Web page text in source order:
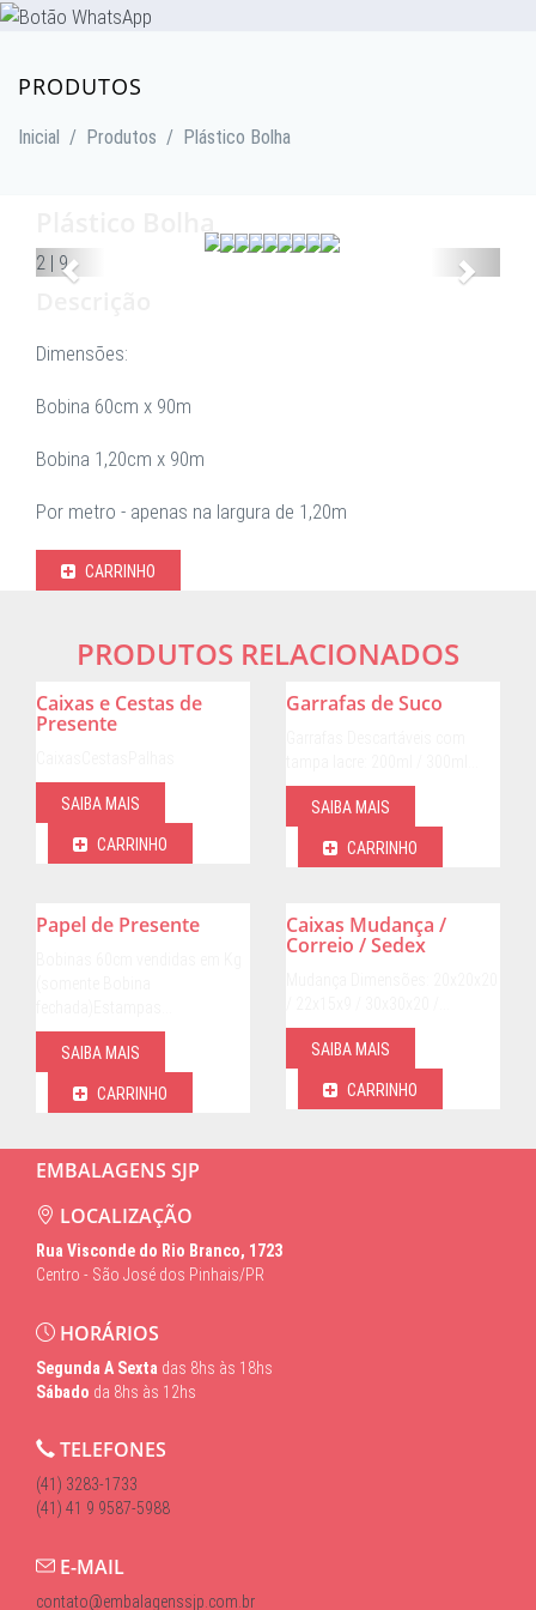
PRODUTOS
Inicial / Produtos / Plástico Bolha
Anterior
2 | 9
Dimensões:
Bobina 60cm x 90m
Bobina 1,20cm x 90m
Por metro - apenas na largura de 1,20m
CARRINHO
PRODUTOS RELACIONADOS
Caixas e Cestas de
Presente
SAIBA MAIS
CARRINHO
Garrafas de Suco
SAIBA MAIS
CARRINHO
Papel de Presente
SAIBA MAIS
CARRINHO
Caixas Mudança /
Correio / Sedex
SAIBA MAIS
CARRINHO
EMBALAGENS SJP
LOCALIZAÇÃO
Rua Visconde do Rio Branco, 1723
Centro - São José dos Pinhais/PR
HORÁRIOS
Segunda A Sexta das 8hs às 18hs
Sábado da 8hs às 12hs
TELEFONES
(41) 3283-1733
(41) 41 9 9587-5988
E-MAIL
contato@embalagenssjp.com.br